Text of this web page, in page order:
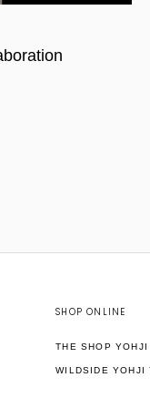
SHOP ONLINE
THE SHOP YOHJI
WILDSIDE YOHJI